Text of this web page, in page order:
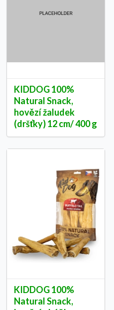
KIDDOG 100%
Natural Snack,
hovězí žaludek
(dršťky) 12 cm/ 400 g
KIDDOG 100%
Natural Snack,